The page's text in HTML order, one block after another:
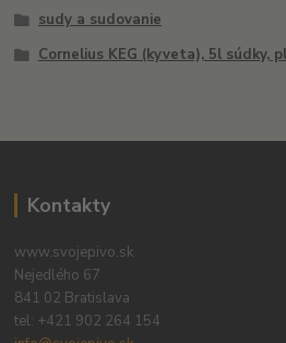
sudy a sudovanie
Cornelius KEG (kyveta), 5l súdky,
Kontakty
www.svojepivo.sk
Nejedlého 67
841 02 Bratislava
tel: +421 902 264 154